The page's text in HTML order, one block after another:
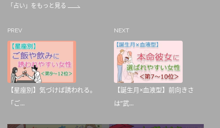
「占い」をもっと見る
PREV
【星座別】気づけば誘われる。
「ご...
NEXT
【誕生月×血液型】前向きさ
は“武...